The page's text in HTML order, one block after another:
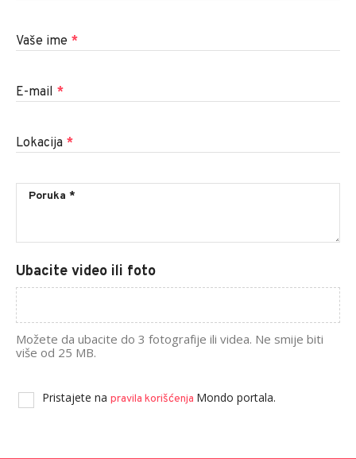
Vaše ime *
E-mail *
Lokacija *
Ubacite video ili foto
Možete da ubacite do 3 fotografije ili videa. Ne smije biti
više od 25 MB.
Pristajete na pravila korišćenja Mondo portala.